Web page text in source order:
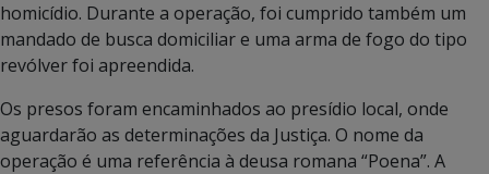
homicídio. Durante a operação, foi cumprido também um
mandado de busca domiciliar e uma arma de fogo do tipo
revólver foi apreendida.
Os presos foram encaminhados ao presídio local, onde
aguardarão as determinações da Justiça. O nome da
operação é uma referência à deusa romana “Poena”. A